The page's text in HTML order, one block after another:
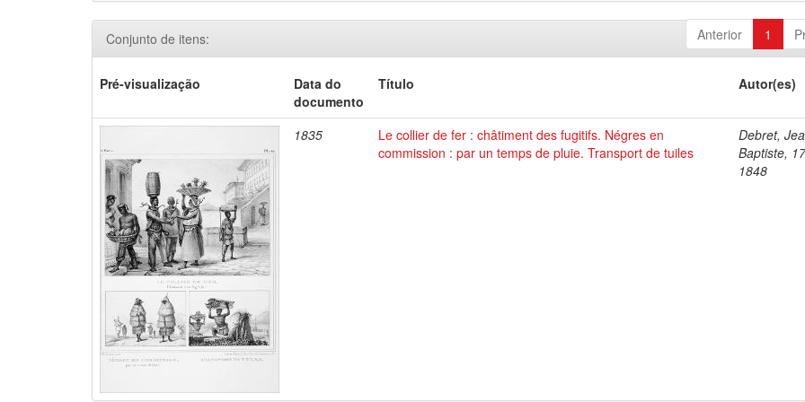
Anterior 1
Conjunto de itens:
Pré-visualização
Data do
documento
Título Autor(es)
1835
Le collier de fer : châtiment des fugitifs. Négres en
commission : par un temps de pluie. Transport de tuiles
Debret,
Baptiste,
1848